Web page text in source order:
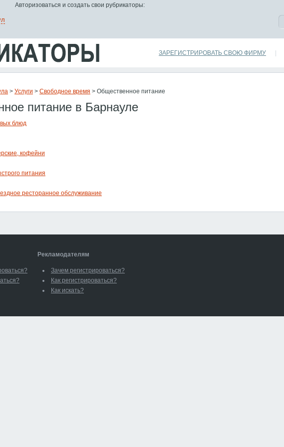
> Услуги > Свободное время > Общественное питание
питание в Барнауле
блюд
кофейни
питания
ресторанное обслуживание
Рекламодателям
Зачем регистрироваться?
Как регистрироваться?
Как искать?
Авторизоваться и создать свои рубрикаторы:
ЗАРЕГИСТРИРОВАТЬ СВОЮ ФИРМУ